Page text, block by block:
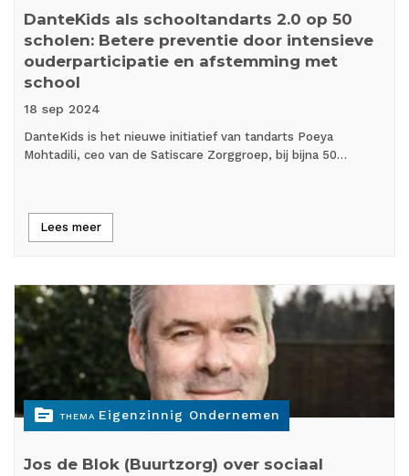
DanteKids als schooltandarts 2.0 op 50
scholen: Betere preventie door intensieve
ouderparticipatie en afstemming met
school
18 sep 2024
DanteKids is het nieuwe initiatief van tandarts Poeya
Mohtadili, ceo van de Satiscare Zorggroep, bij bijna 50…
Lees meer
topic THEMA Eigenzinnig Ondernemen
Jos de Blok (Buurtzorg) over sociaal